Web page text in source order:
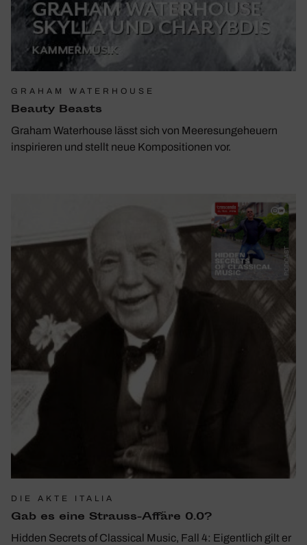
GRAHAM WATERHOUSE
Beauty Beasts
Graham Waterhouse lässt sich von Meeresungeheuern
inspirieren und stellt neue Kompositionen vor.
DIE AKTE ITALIA
Gab es eine Strauss-Affäre 0.0?
Hidden Secrets of Classical Music, Fall 4: Eigentlich gilt er